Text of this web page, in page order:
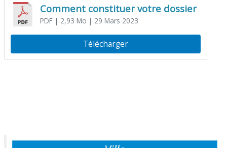
Comment constituer votre dossier
PDF| 2,93 Mo | 29 Mars 2023
Télécharger